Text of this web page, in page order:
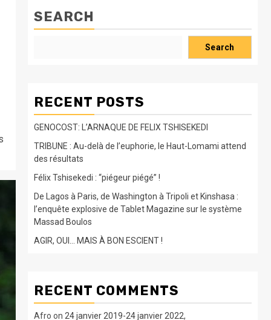
SEARCH
Search
RECENT POSTS
GENOCOST: L’ARNAQUE DE FELIX TSHISEKEDI
TRIBUNE : Au-delà de l’euphorie, le Haut-Lomami attend
des résultats
Félix Tshisekedi : “piégeur piégé” !
De Lagos à Paris, de Washington à Tripoli et Kinshasa :
l’enquête explosive de Tablet Magazine sur le système
Massad Boulos
AGIR, OUI… MAIS À BON ESCIENT !
RECENT COMMENTS
Afro on 24 janvier 2019-24 janvier 2022,